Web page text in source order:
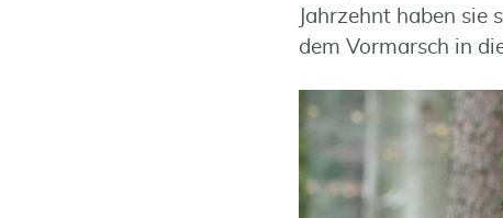
Jahrzehnt haben
dem Vormarsch in